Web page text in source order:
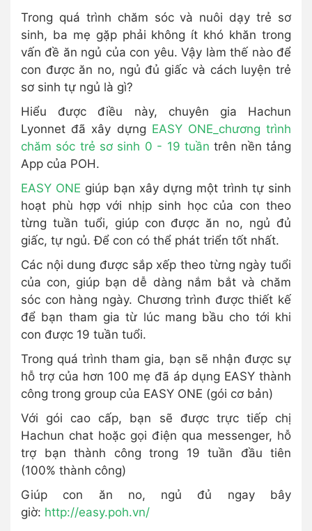
Trong quá trình chăm sóc và nuôi dạy trẻ sơ
sinh, ba mẹ gặp phải không ít khó khăn trong
vấn đề ăn ngủ của con yêu. Vậy làm thế nào để
con được ăn no, ngủ đủ giấc và cách luyện trẻ
sơ sinh tự ngủ là gì?
Hiểu được điều này, chuyên gia Hachun
Lyonnet đã xây dựng EASY ONE_chương trình
chăm sóc trẻ sơ sinh 0 - 19 tuần trên nền tảng
App của POH.
EASY ONE giúp bạn xây dựng một trình tự sinh
hoạt phù hợp với nhịp sinh học của con theo
từng tuần tuổi, giúp con được ăn no, ngủ đủ
giấc, tự ngủ. Để con có thể phát triển tốt nhất.
Các nội dung được sắp xếp theo từng ngày tuổi
của con, giúp bạn dễ dàng nắm bắt và chăm
sóc con hàng ngày. Chương trình được thiết kế
để bạn tham gia từ lúc mang bầu cho tới khi
con được 19 tuần tuổi.
Trong quá trình tham gia, bạn sẽ nhận được sự
hỗ trợ của hơn 100 mẹ đã áp dụng EASY thành
công trong group của EASY ONE (gói cơ bản)
Với gói cao cấp, bạn sẽ được trực tiếp chị
Hachun chat hoặc gọi điện qua messenger, hỗ
trợ bạn thành công trong 19 tuần đầu tiên
(100% thành công)
Giúp con ăn no, ngủ đủ ngay bây
giờ: http://easy.poh.vn/